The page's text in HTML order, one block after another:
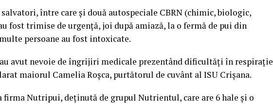
între care și două autospeciale CBRN (chimic, biologic,
fost trimise de urgenţă, joi după amiază, la o fermă de pui din
persoane au fost intoxicate.
au avut nevoie de îngrijiri medicale prezentând dificultăţi în respiraţie
maiorul Camelia Roşca, purtătorul de cuvânt al ISU Crişana.
firma Nutripui, deţinută de grupul Nutrientul, care are 6 hale şi o